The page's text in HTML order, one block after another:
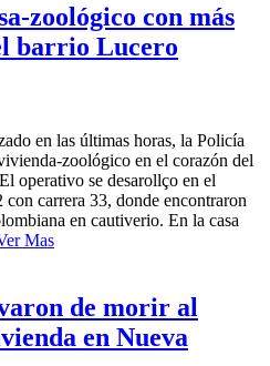
zoológico con más
barrio Lucero
en las últimas horas, la Policía
zoológico en el corazón del
operativo se desarollço en el
carrera 33, donde encontraron
en cautiverio. En la casa
Mas
de morir al
en Nueva